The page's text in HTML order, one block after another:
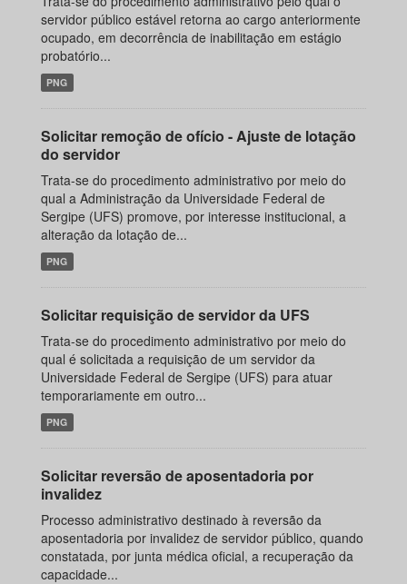
servidor público estável retorna ao cargo anteriormente
ocupado, em decorrência de inabilitação em estágio
probatório...
PNG
Solicitar remoção de ofício - Ajuste de lotação
do servidor
Trata-se do procedimento administrativo por meio do
qual a Administração da Universidade Federal de
Sergipe (UFS) promove, por interesse institucional, a
alteração da lotação de...
PNG
Solicitar requisição de servidor da UFS
Trata-se do procedimento administrativo por meio do
qual é solicitada a requisição de um servidor da
Universidade Federal de Sergipe (UFS) para atuar
temporariamente em outro...
PNG
Solicitar reversão de aposentadoria por
invalidez
Processo administrativo destinado à reversão da
aposentadoria por invalidez de servidor público, quando
constatada, por junta médica oficial, a recuperação da
capacidade...